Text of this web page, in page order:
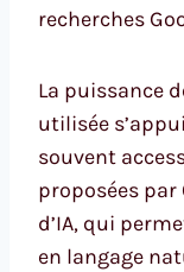
recherches
La puissance
utilisée
souvent
proposées par
d’IA, qui
en langage